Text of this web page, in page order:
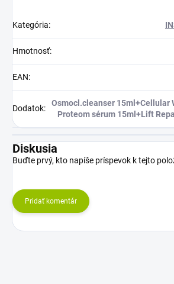
Kategória:
Hmotnosť:
EAN:
Dodatok:
Osmocl.cleanser 15ml+Cellular
Proteom sérum 15ml+Lift
Diskusia
Buďte prvý, kto napíše príspevok k tejto
Pridať komentár